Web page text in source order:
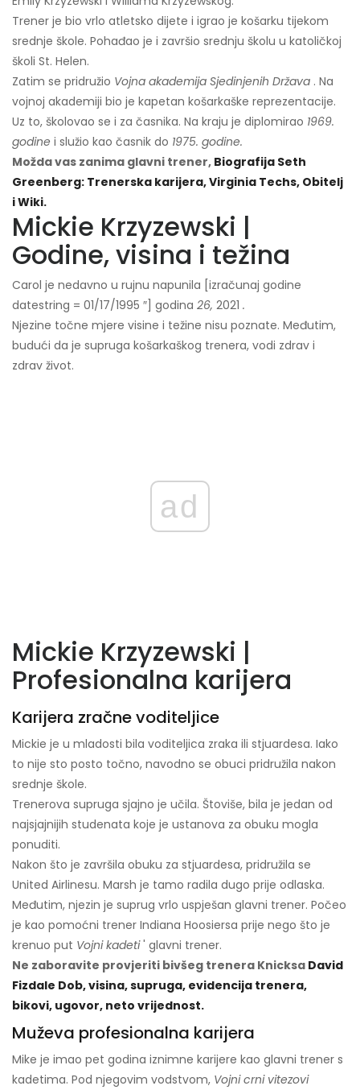
Trener je bio vrlo atletsko dijete i igrao je košarku tijekom
srednje škole. Pohađao je i završio srednju školu u katoličkoj
školi St. Helen.
Zatim se pridružio Vojna akademija Sjedinjenih Država . Na
vojnoj akademiji bio je kapetan košarkaške reprezentacije.
Uz to, školovao se i za časnika. Na kraju je diplomirao 1969.
godine i služio kao časnik do 1975. godine.
Možda vas zanima glavni trener, Biografija Seth
Greenberg: Trenerska karijera, Virginia Techs, Obitelj
i Wiki.
Mickie Krzyzewski |
Godine, visina i težina
Carol je nedavno u rujnu napunila [izračunaj godine
datestring = 01/17/1995 ″] godina 26, 2021 .
Njezine točne mjere visine i težine nisu poznate. Međutim,
budući da je supruga košarkaškog trenera, vodi zdrav i
zdrav život.
ad
Mickie Krzyzewski |
Profesionalna karijera
Karijera zračne voditeljice
Mickie je u mladosti bila voditeljica zraka ili stjuardesa. Iako
to nije sto posto točno, navodno se obuci pridružila nakon
srednje škole.
Trenerova supruga sjajno je učila. Štoviše, bila je jedan od
najsjajnijih studenata koje je ustanova za obuku mogla
ponuditi.
Nakon što je završila obuku za stjuardesa, pridružila se
United Airlinesu. Marsh je tamo radila dugo prije odlaska.
Međutim, njezin je suprug vrlo uspješan glavni trener. Počeo
je kao pomoćni trener Indiana Hoosiersa prije nego što je
krenuo put Vojni kadeti' glavni trener.
Ne zaboravite provjeriti bivšeg trenera Knicksa David
Fizdale Dob, visina, supruga, evidencija trenera,
bikovi, ugovor, neto vrijednost.
Muževa profesionalna karijera
Mike je imao pet godina iznimne karijere kao glavni trener s
kadetima. Pod njegovim vodstvom, Vojni crni vitezovi